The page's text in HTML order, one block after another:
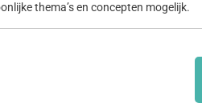
thema’s en concepten mogelijk.